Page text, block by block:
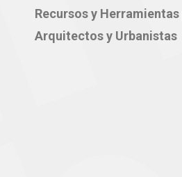
Recursos y Herramientas
Arquitectos y Urbanistas